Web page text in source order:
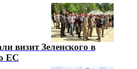
визит Зеленского в
ЕС